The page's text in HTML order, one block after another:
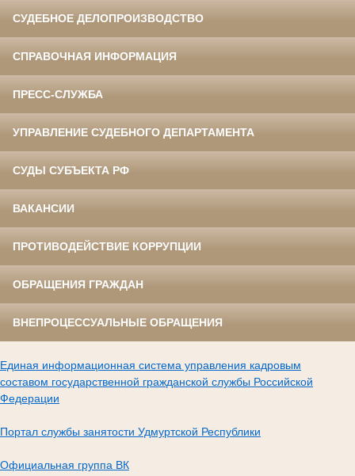
СУДЕБНОЕ ДЕЛОПРОИЗВОДСТВО
СПРАВОЧНАЯ ИНФОРМАЦИЯ
ПРЕСС-СЛУЖБА
УПРАВЛЕНИЕ СУДЕБНОГО ДЕПАРТАМЕНТА
СУДЫ СУБЪЕКТА РФ
ВАКАНСИИ
ПРОТИВОДЕЙСТВИЕ КОРРУПЦИИ
ОБРАЩЕНИЯ ГРАЖДАН
ВНЕПРОЦЕССУАЛЬНЫЕ ОБРАЩЕНИЯ
Единая информационная система управления кадровым
составом государственной гражданской службы Российской
Федерации
Портал службы занятости Удмуртской Республики
Официальная группа ВК